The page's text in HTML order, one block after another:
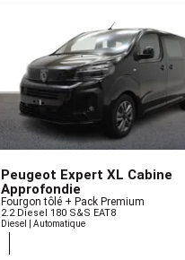
Peugeot Expert XL Cabine
Approfondie
Fourgon tôlé + Pack Premium
2.2 Diesel 180 S&S EAT8
Diesel | Automatique